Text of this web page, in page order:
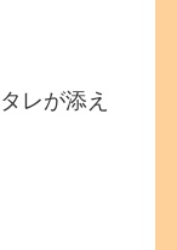
レが添え